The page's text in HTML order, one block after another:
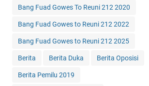
Bang Fuad Gowes To Reuni 212 2020
Bang Fuad Gowes to Reuni 212 2022
Bang Fuad Gowes to Reuni 212 2025
Berita Berita Duka Berita Oposisi
Berita Pemilu 2019